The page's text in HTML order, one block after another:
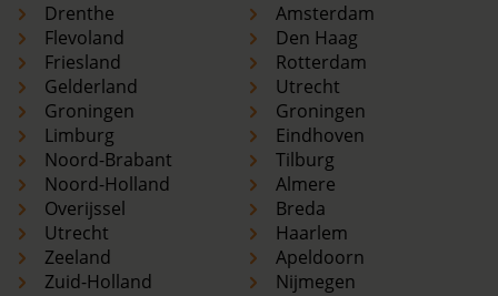
Drenthe
Flevoland
Friesland
Gelderland
Groningen
Limburg
Noord-Brabant
Noord-Holland
Overijssel
Utrecht
Zeeland
Zuid-Holland
Amsterdam
Den Haag
Rotterdam
Utrecht
Groningen
Eindhoven
Tilburg
Almere
Breda
Haarlem
Apeldoorn
Nijmegen